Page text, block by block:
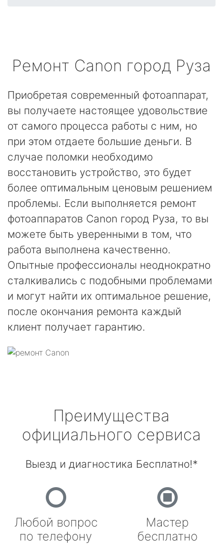
Ремонт Canon город Руза
Приобретая современный фотоаппарат,
вы получаете настоящее удовольствие
от самого процесса работы с ним, но
при этом отдаете большие деньги. В
случае поломки необходимо
восстановить устройство, это будет
более оптимальным ценовым решением
проблемы. Если выполняется ремонт
фотоаппаратов Canon город Руза, то вы
можете быть уверенными в том, что
работа выполнена качественно.
Опытные профессионалы неоднократно
сталкивались с подобными проблемами
и могут найти их оптимальное решение,
после окончания ремонта каждый
клиент получает гарантию.
Преимущества
официального сервиса
Выезд и диагностика Бесплатно!*
Любой вопрос
по телефону
Мастер
бесплатно